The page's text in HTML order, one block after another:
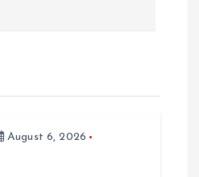
August 6, 2026